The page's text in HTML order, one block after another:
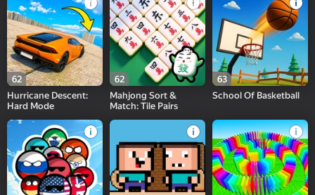
62
Hurricane Descent:
Hard Mode
62
Mahjong Sort &
Match: Tile Pairs
63
School Of Basketball